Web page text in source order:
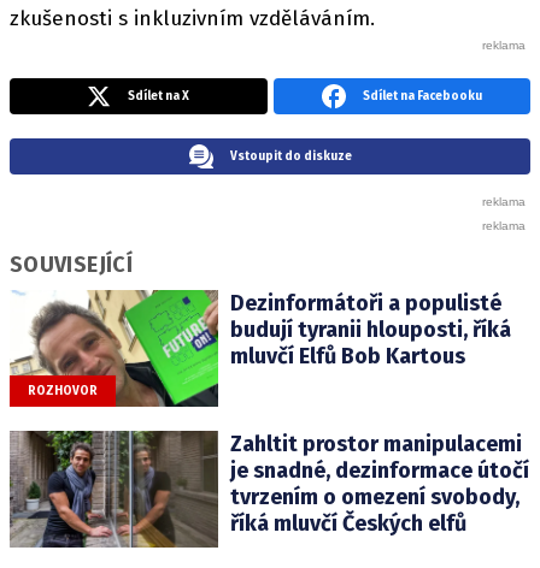
zkušenosti s inkluzivním vzděláváním.
Sdílet na X Sdílet na Facebooku
Vstoupit do diskuze
SOUVISEJÍCÍ
ROZHOVOR
Dezinformátoři a populisté
budují tyranii hlouposti, říká
mluvčí Elfů Bob Kartous
Zahltit prostor manipulacemi
je snadné, dezinformace útočí
tvrzením o omezení svobody,
říká mluvčí Českých elfů